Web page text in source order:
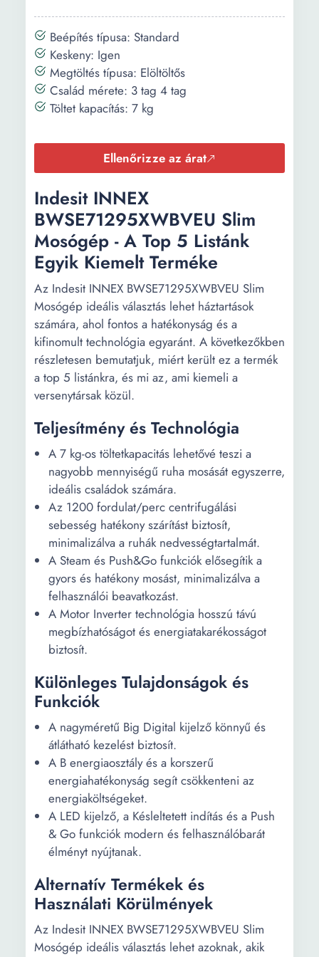
hossza:
ECO program
időtartama:
3 h 38 min
Beépítés típusa: Standard
Keskeny: Igen
Megtöltés típusa: Elöltöltős
Család mérete: 3 tag 4 tag
Töltet kapacítás: 7 kg
Ellenőrizze az árat
Indesit INNEX
BWSE71295XWBVEU Slim
Mosógép - A Top 5 Listánk
Egyik Kiemelt Terméke
Az Indesit INNEX BWSE71295XWBVEU Slim
Mosógép ideális választás lehet háztartások
számára, ahol fontos a hatékonyság és a
kifinomult technológia egyaránt. A következőkben
részletesen bemutatjuk, miért került ez a termék
a top 5 listánkra, és mi az, ami kiemeli a
versenytársak közül.
Teljesítmény és Technológia
A 7 kg-os töltetkapacitás lehetővé teszi a
nagyobb mennyiségű ruha mosását egyszerre,
ideális családok számára.
Az 1200 fordulat/perc centrifugálási
sebesség hatékony szárítást biztosít,
minimalizálva a ruhák nedvességtartalmát.
A Steam és Push&Go funkciók elősegítik a
gyors és hatékony mosást, minimalizálva a
felhasználói beavatkozást.
A Motor Inverter technológia hosszú távú
megbízhatóságot és energiatakarékosságot
biztosít.
Különleges Tulajdonságok és
Funkciók
A nagyméretű Big Digital kijelző könnyű és
átlátható kezelést biztosít.
A B energiaosztály és a korszerű
energiahatékonyság segít csökkenteni az
energiaköltségeket.
A LED kijelző, a Késleltetett indítás és a Push
& Go funkciók modern és felhasználóbarát
élményt nyújtanak.
Alternatív Termékek és
Használati Körülmények
Az Indesit INNEX BWSE71295XWBVEU Slim
Mosógép ideális választás lehet azoknak, akik